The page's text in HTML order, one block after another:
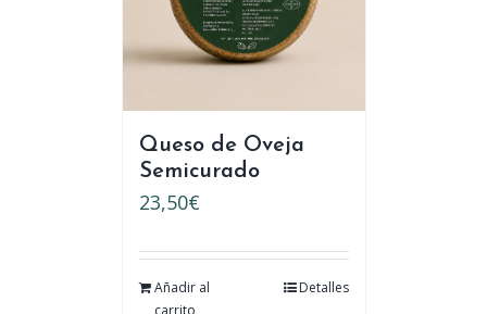
Queso de Oveja
Semicurado
23,50€
Añadir al
carrito
Detalles